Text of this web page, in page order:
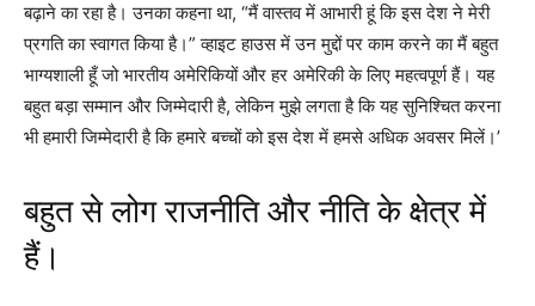
बढ़ाने का रहा है। उनका कहना था, “मैं वास्तव में आभारी हूं कि इस देश ने मेरी
प्रगति का स्वागत किया है।” व्हाइट हाउस में उन मुद्दों पर काम करने का मैं बहुत
भाग्यशाली हूँ जो भारतीय अमेरिकियों और हर अमेरिकी के लिए महत्वपूर्ण हैं। यह
बहुत बड़ा सम्मान और जिम्मेदारी है, लेकिन मुझे लगता है कि यह सुनिश्चित करना
भी हमारी जिम्मेदारी है कि हमारे बच्चों को इस देश में हमसे अधिक अवसर मिलें।’
बहुत से लोग राजनीति और नीति के क्षेत्र में
हैं।